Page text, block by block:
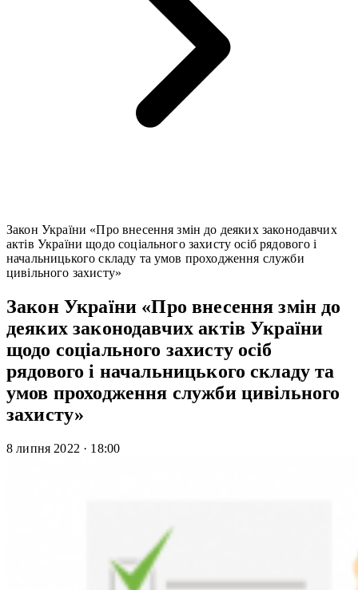
Закон України «Про внесення змін до деяких законодавчих
актів України щодо соціального захисту осіб рядового і
начальницького складу та умов проходження служби
цивільного захисту»
Закон України «Про внесення змін до
деяких законодавчих актів України
щодо соціального захисту осіб
рядового і начальницького складу та
умов проходження служби цивільного
захисту»
8 липня 2022 · 18:00